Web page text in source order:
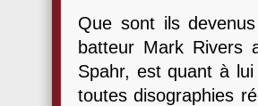
Que sont ils
batteur Mark Rivers
Spahr, est quant à
toutes disographies